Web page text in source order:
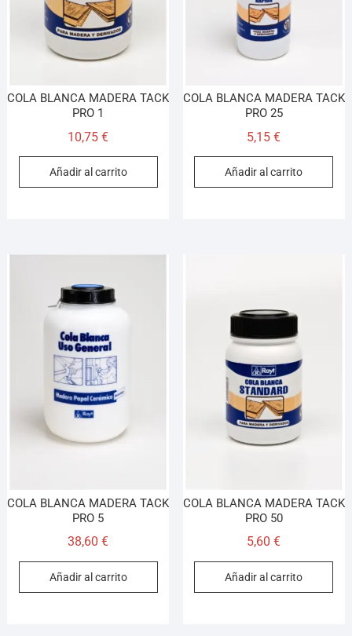
COLA BLANCA MADERA TACK
PRO 1
10,75€
Añadir al carrito
COLA BLANCA MADERA TACK
PRO 25
5,15€
Añadir al carrito
COLA BLANCA MADERA TACK
PRO 5
38,60€
Añadir al carrito
COLA BLANCA MADERA TACK
PRO 50
5,60€
Añadir al carrito